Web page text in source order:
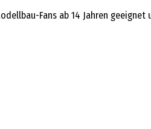
Fans ab 14 Jahren